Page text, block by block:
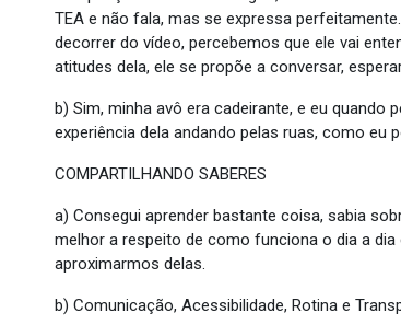
TEA e não fala, mas se expressa
decorrer do vídeo, percebemos que ele vai
atitudes dela, ele se propõe a conversar,
b) Sim, minha avô era cadeirante, e eu
experiência dela andando pelas ruas, como eu
COMPARTILHANDO SABERES
a) Consegui aprender bastante coisa, sabia
melhor a respeito de como funciona o dia a
aproximarmos delas.
b) Comunicação, Acessibilidade, Rotina e